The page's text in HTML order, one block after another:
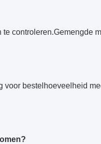
controleren.Gemengde
voor bestelhoeveelheid